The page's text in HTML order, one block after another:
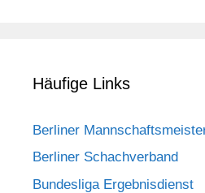
Häufige Links
Berliner
Berliner Schachverband
Bundesliga Ergebnisdienst